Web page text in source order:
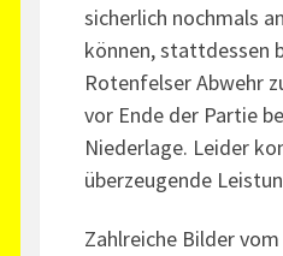
sicherlich nochmals
können, stattdessen
Rotenfelser Abwehr
vor Ende der Partie
Niederlage. Leider
überzeugende
Zahlreiche Bilder